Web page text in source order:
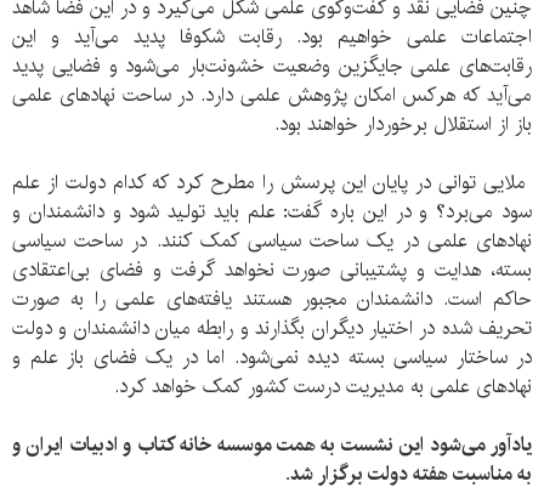
چنین فضایی نقد و گفت‌وگوی علمی شکل می‌گیرد و در این فضا شاهد
اجتماعات علمی خواهیم بود. رقابت شکوفا پدید می‌آید و این
رقابت‌های علمی جایگزین وضعیت خشونت‌بار می‌شود و فضایی پدید
می‌آید که هرکس امکان پژوهش علمی دارد. در ساحت نهادهای علمی
باز از استقلال برخوردار خواهند بود.
ملایی توانی در پایان این پرسش را مطرح کرد که کدام دولت از علم
سود می‌برد؟ و در این باره گفت: علم باید تولید شود و دانشمندان و
نهادهای علمی در یک ساحت سیاسی کمک کنند. در ساحت سیاسی
بسته، هدایت و پشتیبانی صورت نخواهد گرفت و فضای بی‌اعتقادی
حاکم است. دانشمندان مجبور هستند یافته‌های علمی را به صورت
تحریف شده در اختیار دیگران بگذارند و رابطه میان دانشمندان و دولت
در ساختار سیاسی بسته دیده نمی‌شود. اما در یک فضای باز علم و
نهادهای علمی به مدیریت درست کشور کمک خواهد کرد.
یادآور می‌شود این نشست به همت موسسه خانه کتاب و ادبیات ایران و
به مناسبت هفته دولت برگزار شد.